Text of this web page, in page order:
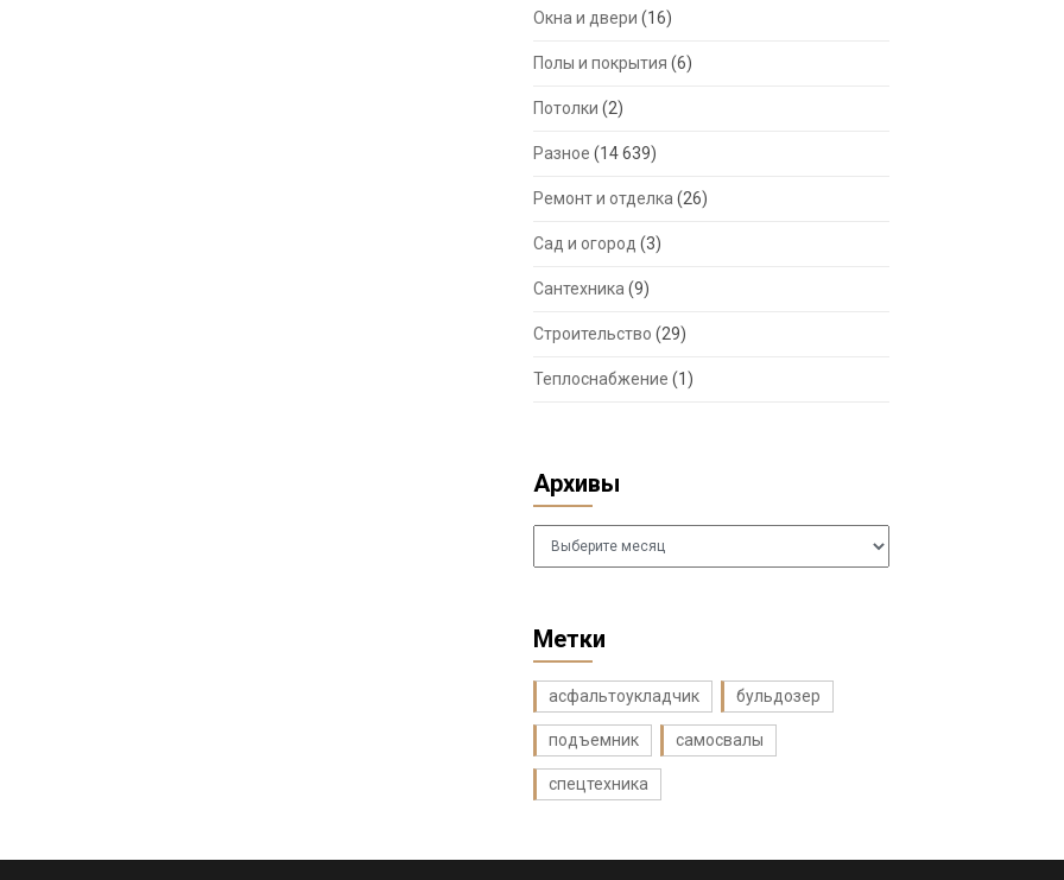
Окна и двери (16)
Полы и покрытия (6)
Потолки (2)
Разное (14 639)
Ремонт и отделка (26)
Сад и огород (3)
Сантехника (9)
Строительство (29)
Теплоснабжение (1)
Архивы
Архивы
Метки
асфальтоукладчик бульдозер
подъемник самосвалы
спецтехника